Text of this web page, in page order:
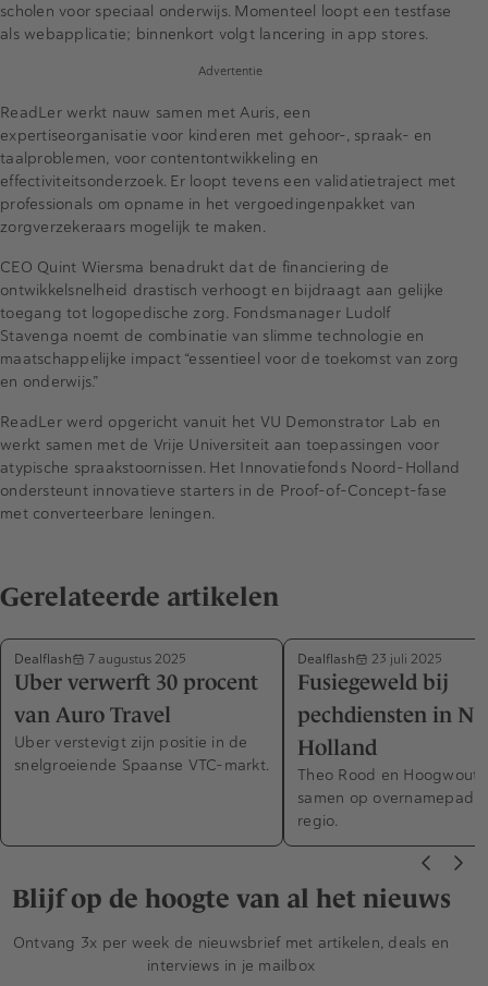
scholen voor speciaal onderwijs. Momenteel loopt een testfase
als webapplicatie; binnenkort volgt lancering in app stores.
Advertentie
ReadLer werkt nauw samen met Auris, een
expertiseorganisatie voor kinderen met gehoor-, spraak- en
taalproblemen, voor contentontwikkeling en
effectiviteitsonderzoek. Er loopt tevens een validatietraject met
professionals om opname in het vergoedingenpakket van
zorgverzekeraars mogelijk te maken.
CEO Quint Wiersma benadrukt dat de financiering de
ontwikkelsnelheid drastisch verhoogt en bijdraagt aan gelijke
toegang tot logopedische zorg. Fondsmanager Ludolf
Stavenga noemt de combinatie van slimme technologie en
maatschappelijke impact “essentieel voor de toekomst van zorg
en onderwijs.”
ReadLer werd opgericht vanuit het VU Demonstrator Lab en
werkt samen met de Vrije Universiteit aan toepassingen voor
atypische spraakstoornissen. Het Innovatiefonds Noord-Holland
ondersteunt innovatieve starters in de Proof-of-Concept-fase
met converteerbare leningen.
Gerelateerde artikelen
Dealflash 7 augustus 2025
Uber verwerft 30 procent
van Auro Travel
Uber verstevigt zijn positie in de
snelgroeiende Spaanse VTC-markt.
Dealflash 23 juli 2025
Fusiegeweld bij
pechdiensten in
Holland
Theo Rood en Hoogwout
samen op overnamepad
regio.
Blijf op de hoogte van al het nieuws
Ontvang 3x per week de nieuwsbrief met artikelen, deals en
interviews in je mailbox